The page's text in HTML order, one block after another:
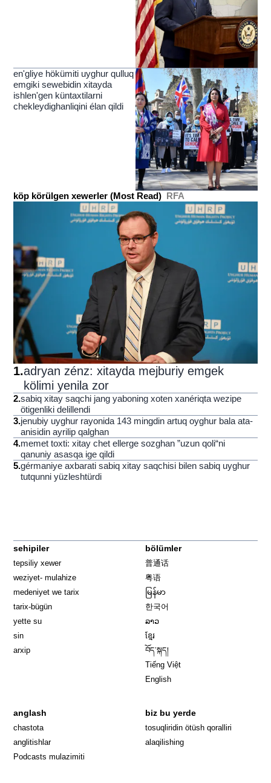
en'gliye hökümiti uyghur qulluq
emgiki sewebidin xitayda
ishlen'gen küntaxtilarni
chekleydighanliqini élan qildi
köp körülgen xewerler (Most Read) RFA
1.adryan zénz: xitayda mejburiy emgek
kölimi yenila zor
2.sabiq xitay saqchi jang yaboning xoten xanériqta wezipe
ötigenliki delillendi
3.jenubiy uyghur rayonida 143 mingdin artuq oyghur bala ata-
anisidin ayrilip qalghan
4.memet toxti: xitay chet ellerge sozghan ”uzun qoli“ni
qanuniy asasqa ige qildi
5.gérmaniye axbarati sabiq xitay saqchisi bilen sabiq uyghur
tutqunni yüzleshtürdi
sehipiler
tepsiliy xewer
weziyet- mulahize
medeniyet we tarix
tarix-bügün
yette su
sin
arxip
bölümler
普通话
粤语
မြန်မာ
한국어
ລາວ
ខ្មែរ
བོད་སྐད།
Tiếng Việt
English
anglash
chastota
anglitishlar
Podcasts mulazimiti
biz bu yerde
tosuqliridin ötüsh qoralliri
alaqilishing